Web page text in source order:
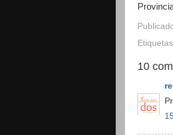
10